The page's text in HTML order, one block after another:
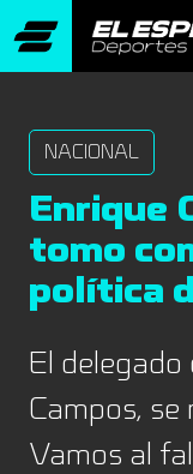
NACIONAL
Enrique
tomo
política
El
Campos,
Vamos al